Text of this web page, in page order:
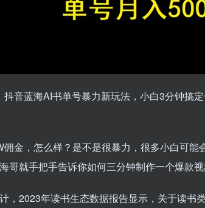
抖音蓝海AI书单号暴力新玩法，小白3分钟搞
佣金，怎么样？是不是很暴力，很多小白可
哥就手把手告诉你如何三分钟制作一个爆款视
，2023年读书生态数据报告显示，关于读书